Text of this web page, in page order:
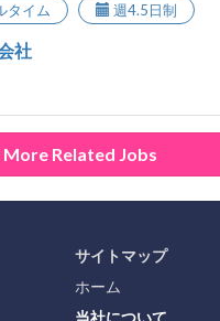
タイム 週4.5日制
社
Related Jobs
サイトマップ
ホーム